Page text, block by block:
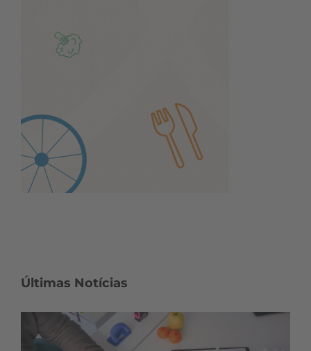
Últimas Notícias